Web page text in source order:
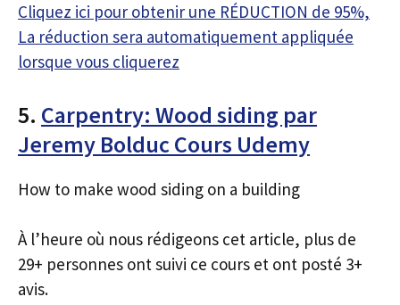
Cliquez ici pour obtenir une RÉDUCTION de 95%,
La réduction sera automatiquement appliquée
lorsque vous cliquerez
5. Carpentry: Wood siding par
Jeremy Bolduc Cours Udemy
How to make wood siding on a building
À l’heure où nous rédigeons cet article, plus de
29+ personnes ont suivi ce cours et ont posté 3+
avis.